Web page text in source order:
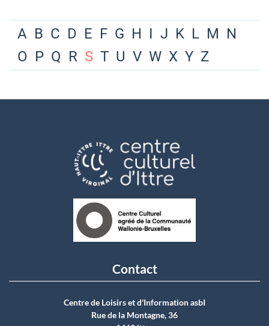
A B C D E F G H I J K L M N
O P Q R S T U V W X Y Z
Contact
Centre de Loisirs et d'Information asbI
Rue de la Montagne, 36